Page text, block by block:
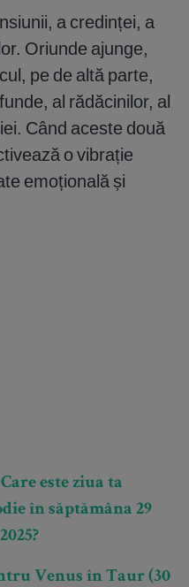
a credinței, a
Oriunde ajunge,
pe de altă parte,
al rădăcinilor, al
Când aceste două
o vibrație
emoțională și
este ziua ta
în săptămâna 29
Venus în Taur (30